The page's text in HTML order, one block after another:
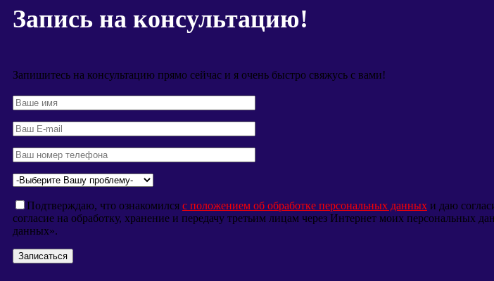
Запись на консультацию!
Запишитесь на консультацию прямо сейчас и я очень быстро свяжусь с вами!
Подтверждаю, что ознакомился с положением об обработке персональных данных и даю
согласие на обработку, хранение и передачу третьим лицам через Интернет моих
данных».